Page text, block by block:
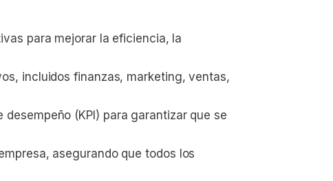
para mejorar la eficiencia, la
incluidos finanzas, marketing, ventas,
(KPI) para garantizar que se
asegurando que todos los